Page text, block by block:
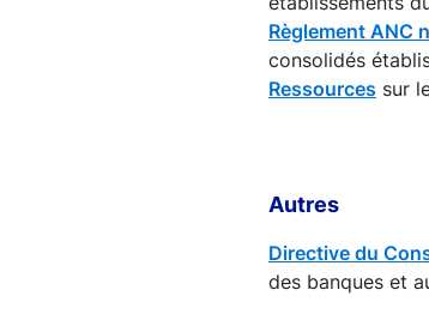
Règlement ANC
consolidés
Ressources sur
Autres
Directive du
des banques et